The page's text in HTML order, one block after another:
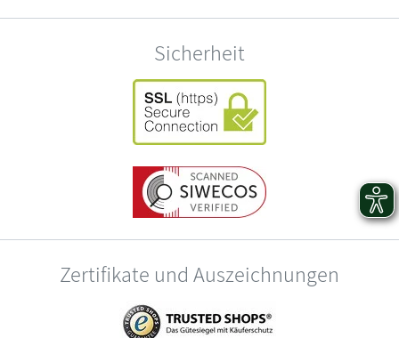
Sicherheit
Zertifikate und Auszeichnungen